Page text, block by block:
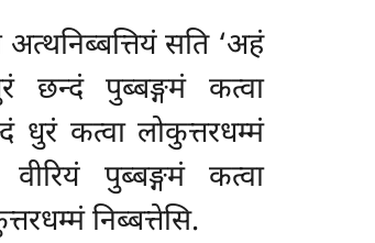
सति ‘अहं
छन्दं पुब्बङ्गमं कत्वा
धुरं कत्वा लोकुत्तरधम्मं
पुब्बङ्गमं कत्वा
निब्बत्तेसि.